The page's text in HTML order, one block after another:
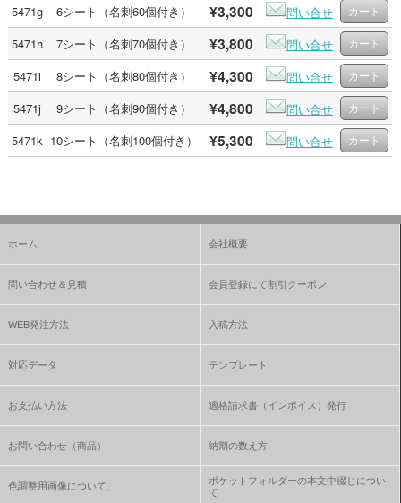
5471g
6シート（名刺60個付き） ¥3,300
問い合せ
5471h
7シート（名刺70個付き） ¥3,800
問い合せ
5471i
8シート（名刺80個付き） ¥4,300
問い合せ
5471j
9シート（名刺90個付き） ¥4,800
問い合せ
5471k 10シート（名刺100個付き） ¥5,300 問い合せ
ホーム 会社概要
問い合わせ＆見積 会員登録にて割引クーポン
WEB発注方法 入稿方法
対応データ テンプレート
お支払い方法 適格請求書（インボイス）発行
お問い合わせ（商品） 納期の数え方
色調整用画像について、
ポケットフォルダーの本文中綴じについ
て